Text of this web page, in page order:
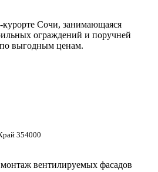
Сочи, занимающаяся
ограждений и поручней
по выгодным ценам.
354000
вентилируемых фасадов